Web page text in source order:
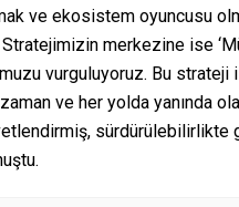
ve ekosistem oyuncusu
merkezine ise
vurguluyoruz. Bu
ve her yolda yanında
sürdürülebilirlikte